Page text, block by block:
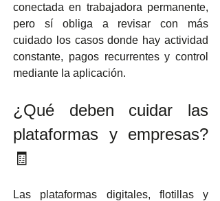
conectada en trabajadora permanente,
pero sí obliga a revisar con más
cuidado los casos donde hay actividad
constante, pagos recurrentes y control
mediante la aplicación.
¿Qué deben cuidar las
plataformas y empresas?
🧾
Las plataformas digitales, flotillas y